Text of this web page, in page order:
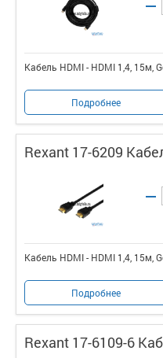
Кабель HDMI - HDMI 1,4, 15м,
Подробнее
Rexant 17-6209
Кабель HDMI - HDMI 1,4, 15м,
Подробнее
Rexant 17-6109-6